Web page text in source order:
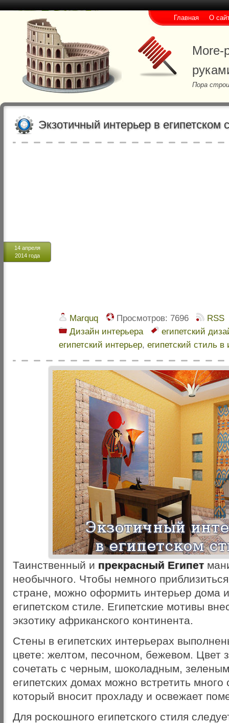
More-
Пора
Главная О
Экзотичный интерьер в египетском
14 апреля
2014 года
Marquq Просмотров: 7696
RSS
Дизайн интерьера
египетский
египетский интерьер, египетский стиль в
Таинственный и прекрасный Египет
необычного. Чтобы немного
стране, можно оформить интерьер дома
египетском стиле. Египетские мотивы
экзотику африканского континента.
Стены в египетских интерьерах
цвете: желтом, песочном, бежевом. Цвет
сочетать с черным, шоколадным,
египетских домах можно встретить много
который вносит прохладу и освежает
Для роскошного египетского стиля